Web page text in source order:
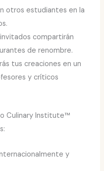
otros estudiantes en la
compartirán
de renombre.
tus creaciones en un
y críticos
Culinary Institute™
y